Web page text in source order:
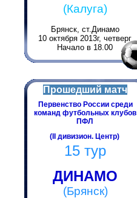
(Калуга)
Брянск, ст.Динамо
10 октября 2013г, четверг
Начало в 18.00
Прошедший матч
Первенство России среди
команд футбольных клубов
ПФЛ
(II дивизион. Центр)
15 тур
ДИНАМО
(Брянск)